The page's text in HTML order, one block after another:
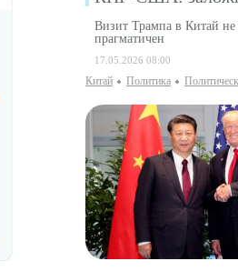
Визит Трампа в Китай
прагматичен
17.05.2026 08:00
Китай Политика